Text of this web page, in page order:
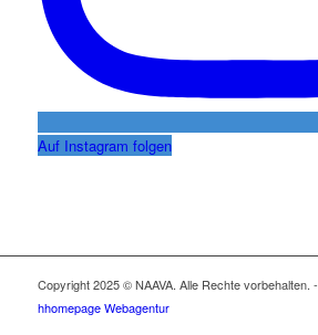
Auf Instagram folgen
Copyright 2025 © NAAVA. Alle Rechte vorbehalten. -
hhomepage Webagentur